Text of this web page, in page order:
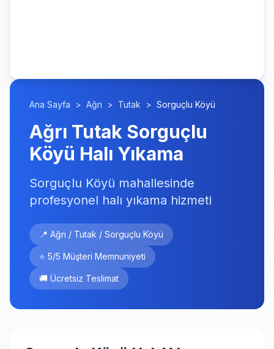
Ana Sayfa > Ağrı > Tutak > Sorguçlu Köyü
Ağrı Tutak Sorguçlu
Köyü Halı Yıkama
Sorguçlu Köyü mahallesinde
profesyonel halı yıkama hizmeti
📍 Ağrı / Tutak / Sorguçlu Köyü
⭐ 5/5 Müşteri Memnuniyeti
🚚 Ücretsiz Teslimat